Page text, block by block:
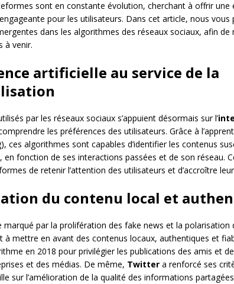
sont en constante évolution, cherchant à offrir une
pour les utilisateurs. Dans cet article, nous
dans les algorithmes des réseaux sociaux, afin de
à venir.
artificielle au service de la
par les réseaux sociaux s’appuient désormais sur l’
les préférences des utilisateurs. Grâce à
ces algorithmes sont capables d’identifier les contenus
en fonction de ses interactions passées et de son réseau.
de retenir l’attention des utilisateurs et d’accroître
du contenu local et
marqué par la prolifération des fake news et la polarisation
à mettre en avant des contenus locaux, authentiques et
en 2018 pour privilégier les publications des amis et
et des médias. De même, Twitter a renforcé ses
sur l’amélioration de la qualité des informations